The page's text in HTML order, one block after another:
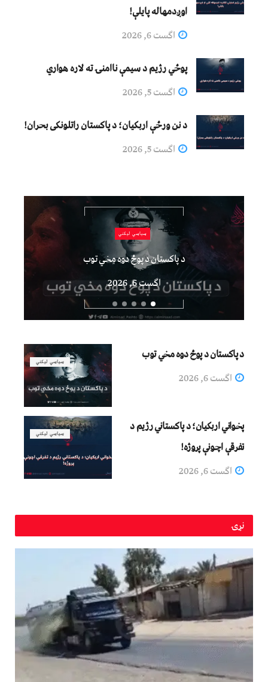
اوږدمهاله پایلې!
اگست 6, 2026
پوځي رژیم د سیمې ناامنۍ ته لاره هواري
اگست 5, 2026
د نن ورځې اربکیان؛ د پاکستان راتلونکی بحران!
اگست 5, 2026
سیاسي لیکني
د پاکستان د پوځ دوه مخي توب
اگست 6, 2026
سیاسي لیکني
د پاکستان د پوځ دوه مخي توب
اگست 6, 2026
سیاسي لیکني
پخواني اربکیان؛ د پاکستاني رژیم د
تفرقې اچونې پروژه!
اگست 6, 2026
نړۍ